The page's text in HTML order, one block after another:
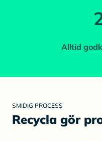
Alltid
SMIDIG PROCESS
Recycla gör